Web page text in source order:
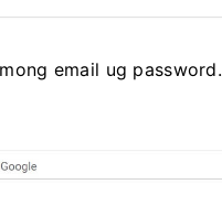
email ug password.